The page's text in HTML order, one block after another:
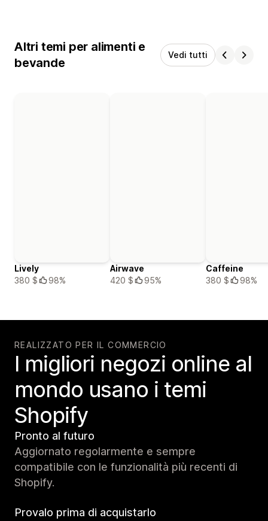
Altri temi per alimenti e
bevande
Vedi tutti
Lively
380 $
98%
Airwave
420 $
95%
Caffeine
380 $
98%
REALIZZATO PER IL COMMERCIO
I migliori negozi online al
mondo usano i temi
Shopify
Pronto al futuro
Aggiornato regolarmente e sempre
compatibile con le funzionalità più recenti di
Shopify.
Provalo prima di acquistarlo